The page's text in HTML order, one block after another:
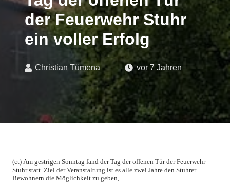
der Feuerwehr Stuhr
ein voller Erfolg
Christian Tümena vor 7 Jahren
(ct) Am gestrigen Sonntag fand der Tag der offenen Tür der Feuerwehr
Stuhr statt. Ziel der Veranstaltung ist es alle zwei Jahre den Stuhrer
Bewohnern die Möglichkeit zu geben,